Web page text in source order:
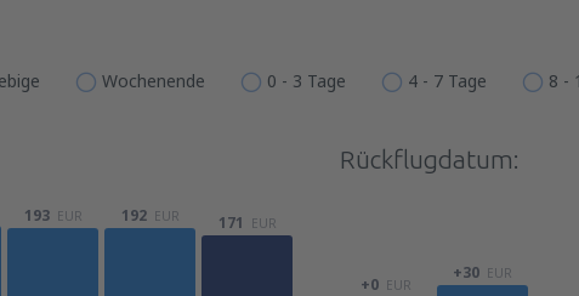
Wochenende 0 - 3 Tage 4 - 7 Tage 8 -
193 EUR 192 EUR 171 EUR
Rückflugdatum:
+0 EUR
+30 EUR